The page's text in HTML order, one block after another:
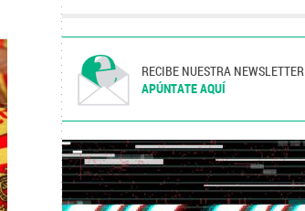
RECIBE NUESTRA NEWSLETTER
APÚNTATE AQUÍ